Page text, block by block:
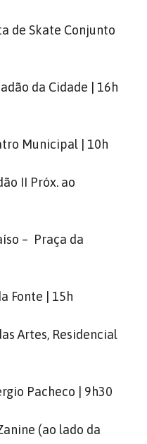
de Skate Conjunto
da Cidade | 16h
Municipal | 10h
II Próx. ao
– Praça da
Fonte | 15h
Artes, Residencial
Pacheco | 9h30
(ao lado da